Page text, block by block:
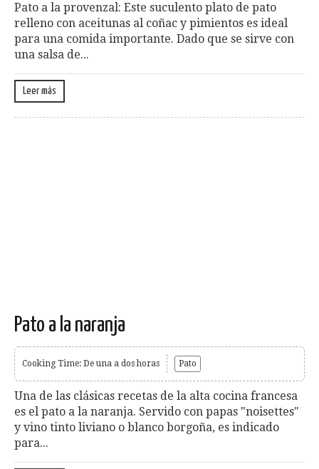
Pato a la provenzal: Este suculento plato de pato
relleno con aceitunas al coñac y pimientos es ideal
para una comida importante. Dado que se sirve con
una salsa de...
Leer más
Pato a la naranja
Cooking Time: De una a dos horas Pato
Una de las clásicas recetas de la alta cocina francesa
es el pato a la naranja. Servido con papas "noisettes"
y vino tinto liviano o blanco borgoña, es indicado
para...